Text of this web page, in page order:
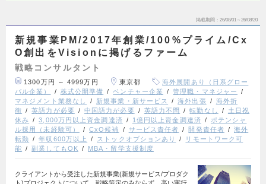
掲載期間 26/08/01～26/08/20
新規事業PM/2017年創業/100%プライム/Cx
O創出をVisionに掲げるファーム
戦略コンサルタント
1300万円 ～ 4999万円 東京都
海外展開あり（日系グロー
バル企業）
株式公開準備 ベンチャー企業
管理職・マネジャー
マネジメント業務なし
新規事業・新サービス 海外出張
海外折
衝
英語力が必要 中国語力が必要 英語力不問 転勤なし
土日祝
休み
3,000万円以上資金調達済 1億円以上資金調達済
ポテンシャ
ル採用（未経験可）
CxO候補 サービス責任者 開発責任者
海外
転勤
年収600万以上 ストックオプションあり
リモートワーク可
能
副業してもOK MBA・留学支援制度
クライアントから受注した新規事業(新規サービス/プロダク